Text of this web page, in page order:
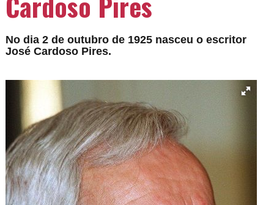
No dia 2 de outubro de 1925 nasceu o escritor
José Cardoso Pires.